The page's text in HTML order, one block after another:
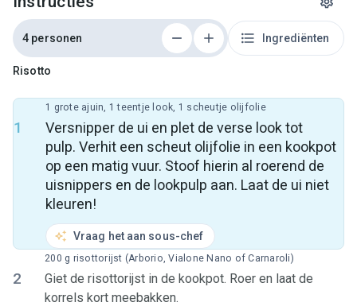
4 personen Ingrediënten
Risotto
1
Versnipper de ui en plet de verse look tot
pulp. Verhit een scheut olijfolie in een kookpot
op een matig vuur. Stoof hierin al roerend de
uisnippers en de lookpulp aan. Laat de ui niet
kleuren!
Vraag het aan sous-chef
1 grote ajuin, 1 teentje look, 1 scheutje olijfolie
2
Giet de risottorijst in de kookpot. Roer en laat de
korrels kort meebakken.
200 g risottorijst (Arborio, Vialone Nano of Carnaroli)